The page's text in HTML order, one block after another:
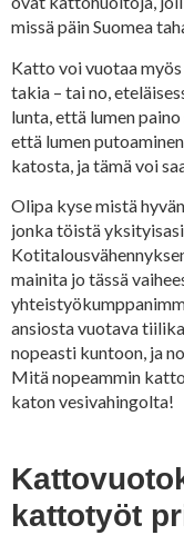
missä päin Suomea
Katto voi vuotaa
takia – tai no,
lunta, että lumen
että lumen
katosta, ja tämä voi
Olipa kyse mistä
jonka töistä
mainita jo tässä
ansiosta vuotava
nopeasti kuntoon, ja
Mitä nopeammin
katon vesivahingolta!
kattotyöt